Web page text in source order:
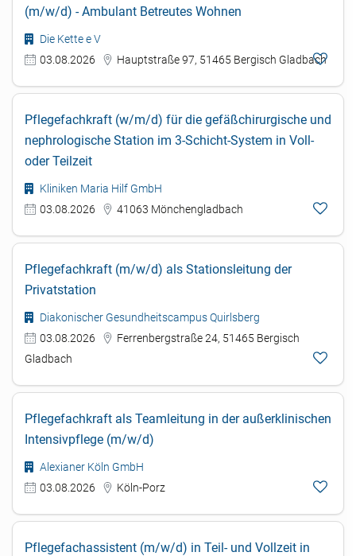
(m/w/d) - Ambulant Betreutes Wohnen
Die Kette e V
03.08.2026
Hauptstraße 97, 51465 Bergisch Gladbach
Pflegefachkraft (w/m/d) für die gefäßchirurgische und
nephrologische Station im 3-Schicht-System in Voll-
oder Teilzeit
Kliniken Maria Hilf GmbH
03.08.2026
41063 Mönchengladbach
Pflegefachkraft (m/w/d) als Stationsleitung der
Privatstation
Diakonischer Gesundheitscampus Quirlsberg
03.08.2026
Ferrenbergstraße 24, 51465 Bergisch
Gladbach
Pflegefachkraft als Teamleitung in der außerklinischen
Intensivpflege (m/w/d)
Alexianer Köln GmbH
03.08.2026
Köln-Porz
Pflegefachassistent (m/w/d) in Teil- und Vollzeit in